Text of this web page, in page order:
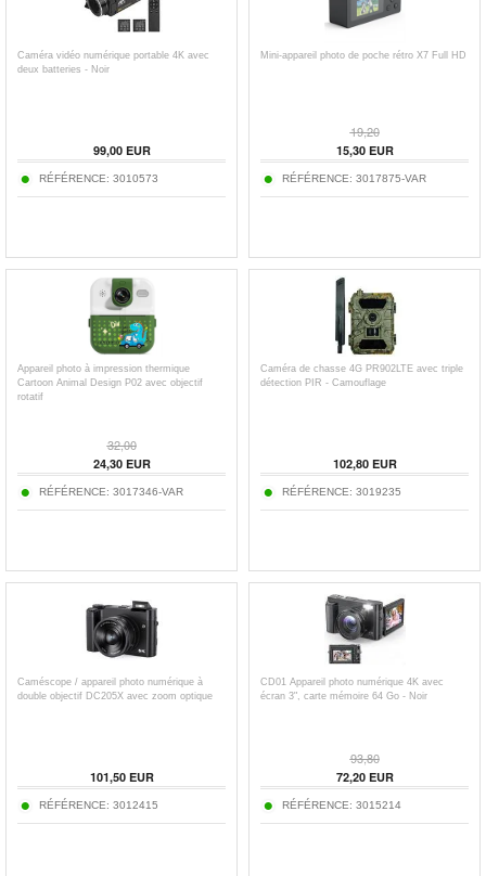
Caméra vidéo numérique portable 4K avec
deux batteries - Noir
99,00EUR
RÉFÉRENCE: 3010573
Mini-appareil photo de poche rétro X7 Full HD
19,20
15,30EUR
RÉFÉRENCE: 3017875-VAR
Appareil photo à impression thermique
Cartoon Animal Design P02 avec objectif
rotatif
32,00
24,30EUR
RÉFÉRENCE: 3017346-VAR
Caméra de chasse 4G PR902LTE avec triple
détection PIR - Camouflage
102,80EUR
RÉFÉRENCE: 3019235
Caméscope / appareil photo numérique à
double objectif DC205X avec zoom optique
101,50EUR
RÉFÉRENCE: 3012415
CD01 Appareil photo numérique 4K avec
écran 3", carte mémoire 64 Go - Noir
93,80
72,20EUR
RÉFÉRENCE: 3015214